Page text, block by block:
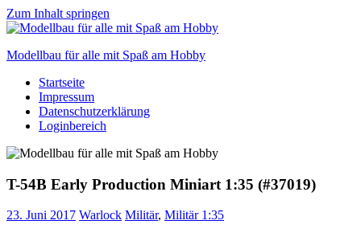
Zum Inhalt springen
Modellbau für alle mit Spaß am Hobby
Scale
modelling
to
Startseite
Impressum
Datenschutzerklärung
Loginbereich
T-54B Early Production Miniart 1:35 (#37019)
23. Juni 2017 Warlock Militär, Militär 1:35